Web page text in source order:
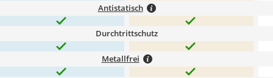
Antistatisch
Durchtrittschutz
Metallfrei